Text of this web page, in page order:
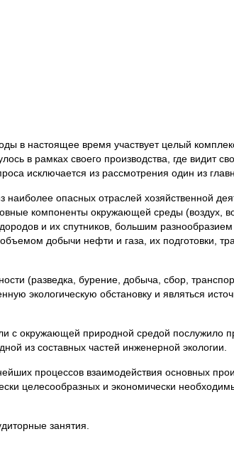
в настоящее время участвует целый
в рамках своего производства, где видит
исключается из рассмотрения один из
опасных отраслей хозяйственной
компоненты окружающей среды (воздух,
и их спутников, большим
добычи нефти и газа, их подготовки,
(разведка, бурение, добыча, сбор,
экологическую обстановку и являться
с окружающей природной средой послужило
из составных частей инженерной экологии.
процессов взаимодействия основных
целесообразных и экономически
занятия.